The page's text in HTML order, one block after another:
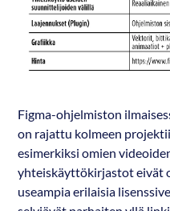
Figma-ohjelmiston
on rajattu kolmeen
esimerkiksi omien
yhteiskäyttökirjastot eivät
useampia erilaisia